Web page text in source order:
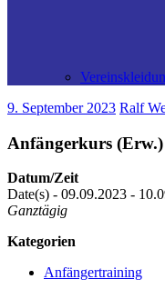
9. September 2023 Ralf
Anfängerkurs (Erw.)
Datum/Zeit
Date(s) - 09.09.2023 -
Ganztägig
Kategorien
Anfängertraining